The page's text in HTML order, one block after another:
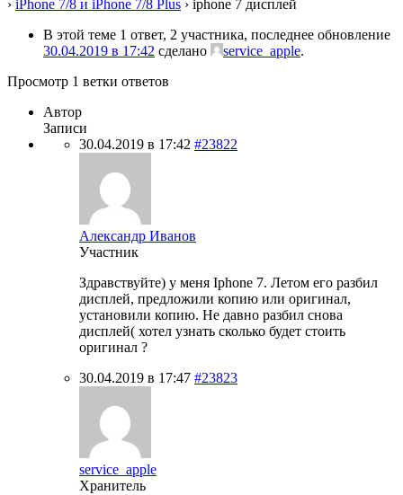
› iPhone 7/8 и iPhone 7/8 Plus › iphone 7 дисплей
В этой теме 1 ответ, 2 участника, последнее обновление
30.04.2019 в 17:42 сделано service_apple.
Просмотр 1 ветки ответов
Автор
Записи
30.04.2019 в 17:42 #23822
Александр Иванов
Участник
Здравствуйте) у меня Iphone 7. Летом его разбил
дисплей, предложили копию или оригинал,
установили копию. Не давно разбил снова
дисплей( хотел узнать сколько будет стоить
оригинал ?
30.04.2019 в 17:47 #23823
service_apple
Хранитель